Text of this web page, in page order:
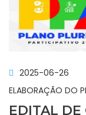
2025-06-26
ELABORAÇÃO DO
EDITAL DE